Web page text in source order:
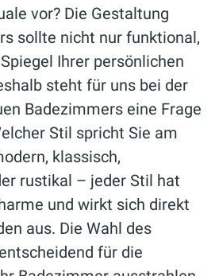
vor? Die Gestaltung
sollte nicht nur funktional,
Ihrer persönlichen
steht für uns bei der
Badezimmers eine Frage
Stil spricht Sie am
klassisch,
rustikal – jeder Stil hat
und wirkt sich direkt
aus. Die Wahl des
für die